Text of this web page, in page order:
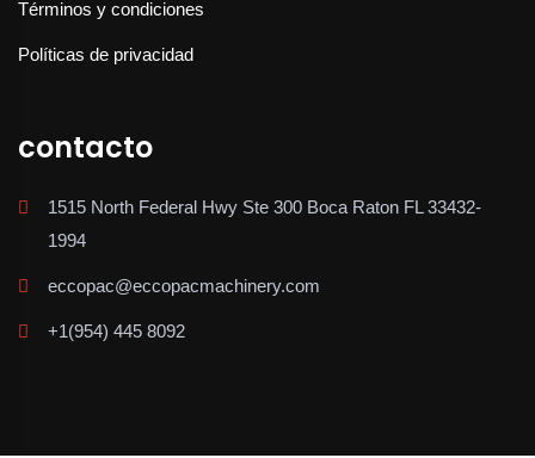
Términos y condiciones
Políticas de privacidad
contacto
1515 North Federal Hwy Ste 300 Boca Raton FL 33432-
1994
eccopac@eccopacmachinery.com
+1(954) 445 8092